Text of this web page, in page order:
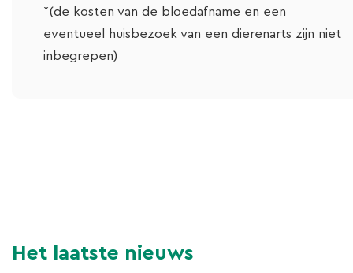
*(de kosten van de bloedafname en een
eventueel huisbezoek van een dierenarts zijn niet
inbegrepen)
Het laatste nieuws